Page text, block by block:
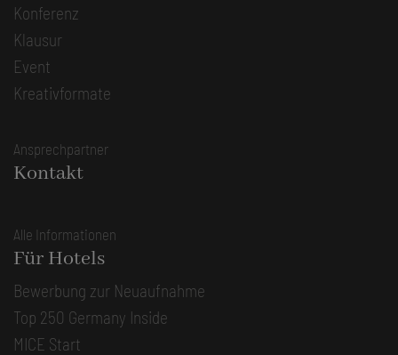
Konferenz
Klausur
Event
Kreativformate
Ansprechpartner
Kontakt
Alle Informationen
Für Hotels
Bewerbung zur Neuaufnahme
Top 250 Germany Inside
MICE Start